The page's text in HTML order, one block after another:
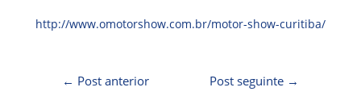
http://www.omotorshow.com.br/motor-show-curitiba/
← Post anterior Post seguinte →